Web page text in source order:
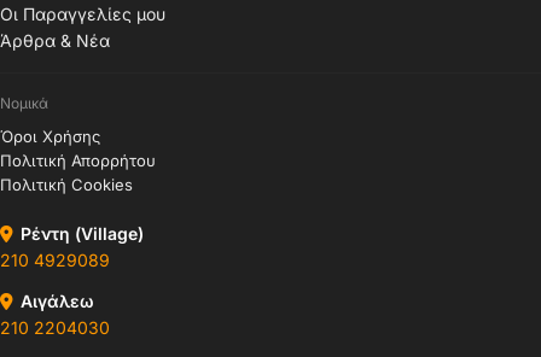
Οι Παραγγελίες μου
Άρθρα & Νέα
Νομικά
Όροι Χρήσης
Πολιτική Απορρήτου
Πολιτική Cookies
Ρέντη (Village)
210 4929089
Αιγάλεω
210 2204030